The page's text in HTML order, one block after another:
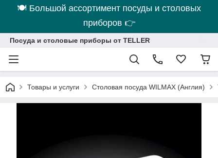
🍽 Большой ассортимент посуды и столовых
приборов 👉
Посуда и столовые приборы от TELLER
Товары и услуги Столовая посуда WILMAX (Англия)